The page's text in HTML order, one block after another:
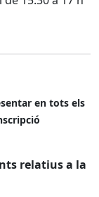
en tots els
relatius a la